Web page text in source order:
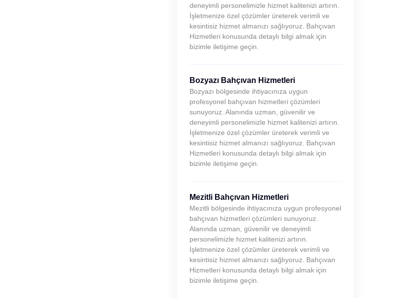
deneyimli personelimizle hizmet kalitenizi artırın.
İşletmenize özel çözümler üreterek verimli ve
kesintisiz hizmet almanızı sağlıyoruz. Bahçıvan
Hizmetleri konusunda detaylı bilgi almak için
bizimle iletişime geçin.
Bozyazı Bahçıvan Hizmetleri
Bozyazı bölgesinde ihtiyacınıza uygun
profesyonel bahçıvan hizmetleri çözümleri
sunuyoruz. Alanında uzman, güvenilir ve
deneyimli personelimizle hizmet kalitenizi artırın.
İşletmenize özel çözümler üreterek verimli ve
kesintisiz hizmet almanızı sağlıyoruz. Bahçıvan
Hizmetleri konusunda detaylı bilgi almak için
bizimle iletişime geçin.
Mezitli Bahçıvan Hizmetleri
Mezitli bölgesinde ihtiyacınıza uygun profesyonel
bahçıvan hizmetleri çözümleri sunuyoruz.
Alanında uzman, güvenilir ve deneyimli
personelimizle hizmet kalitenizi artırın.
İşletmenize özel çözümler üreterek verimli ve
kesintisiz hizmet almanızı sağlıyoruz. Bahçıvan
Hizmetleri konusunda detaylı bilgi almak için
bizimle iletişime geçin.